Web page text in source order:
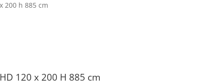
200 h 885 cm
120 x 200 H 885 cm